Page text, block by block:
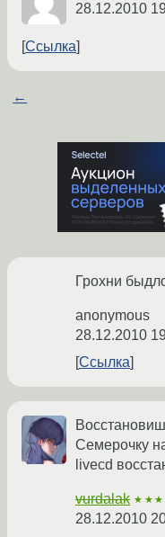
28.12.2010
Ссылка
←
Грохни
anonymous
28.12.2010
Ссылка
Семерочку
livecd
vurdalak
28.12.2010